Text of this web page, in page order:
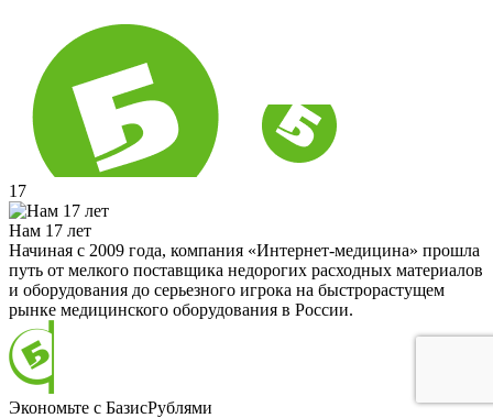
17
Нам 17 лет
Начиная с 2009 года, компания «Интернет-медицина» прошла
путь от мелкого поставщика недорогих расходных материалов
и оборудования до серьезного игрока на быстрорастущем
рынке медицинского оборудования в России.
Экономьте с БазисРублями